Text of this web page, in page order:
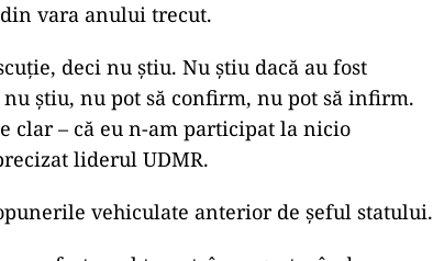
vara anului trecut.
ţie, deci nu ştiu. Nu ştiu dacă au fost
ştiu, nu pot să confirm, nu pot să infirm.
clar – că eu n-am participat la nicio
liderul UDMR.
vehiculate anterior de șeful statului.